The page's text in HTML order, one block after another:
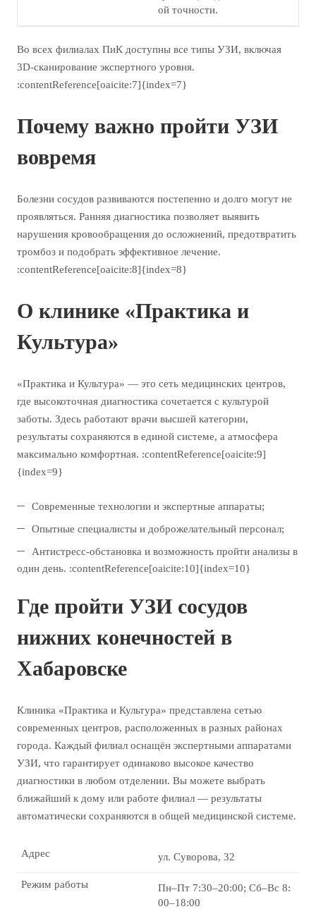
ой точности.
Во всех филиалах ПиК доступны все типы УЗИ, включая
3D-сканирование экспертного уровня.
:contentReference[oaicite:7]{index=7}
Почему важно пройти УЗИ
вовремя
Болезни сосудов развиваются постепенно и долго могут не
проявляться. Ранняя диагностика позволяет выявить
нарушения кровообращения до осложнений, предотвратить
тромбоз и подобрать эффективное лечение.
:contentReference[oaicite:8]{index=8}
О клинике «Практика и
Культура»
«Практика и Культура» — это сеть медицинских центров,
где высокоточная диагностика сочетается с культурой
заботы. Здесь работают врачи высшей категории,
результаты сохраняются в единой системе, а атмосфера
максимально комфортная. :contentReference[oaicite:9]
{index=9}
Современные технологии и экспертные аппараты;
Опытные специалисты и доброжелательный персонал;
Антистресс-обстановка и возможность пройти анализы в
один день. :contentReference[oaicite:10]{index=10}
Где пройти УЗИ сосудов
нижних конечностей в
Хабаровске
Клиника «Практика и Культура» представлена сетью
современных центров, расположенных в разных районах
города. Каждый филиал оснащён экспертными аппаратами
УЗИ, что гарантирует одинаково высокое качество
диагностики в любом отделении. Вы можете выбрать
ближайший к дому или работе филиал — результаты
автоматически сохраняются в общей медицинской системе.
ул. Суворова, 32
Адрес
Пн–Пт 7:30–20:00; Сб–Вс 8:
00–18:00
Режим работы